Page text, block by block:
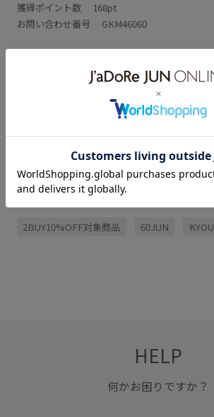
獲得ポイント数 168pt
お問い合わせ番号 GKM46060
サイズ・素材・お手入れ方法
関連タグ
2BUY10%OFF対象商品 60JUN KYOU
HELP
何かお困りですか？